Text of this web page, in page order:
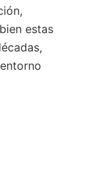
estas